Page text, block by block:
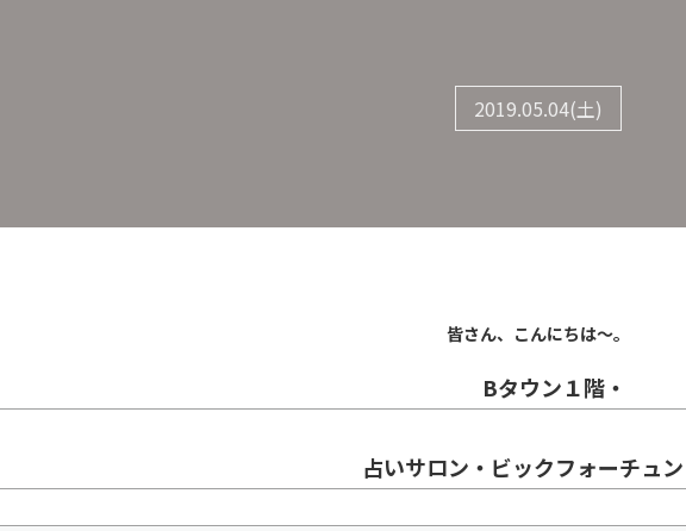
2019.05.04(土)
皆さん、こんにちは～。
Bタウン１階・
占いサロン・ビックフォーチュ